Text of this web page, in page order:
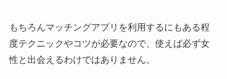
もちろんマッチングアプリを利用するにもある程
度テクニックやコツが必要なので、使えば必ず女
性と出会えるわけではありません。